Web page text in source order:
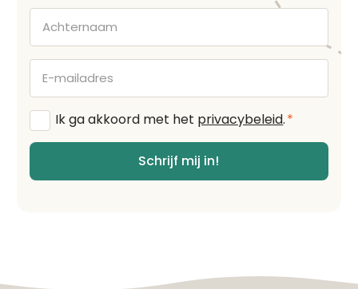
Achternaam
E-
mailadres
Algemene
voorwaarden
Ik ga akkoord met het privacybeleid.*
Schrijf mij in!